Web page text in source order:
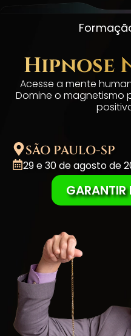
Hipnose
Acesse a mente
Domine o magnetismo
SÃO PAULO-SP
29 e 30 de agosto de